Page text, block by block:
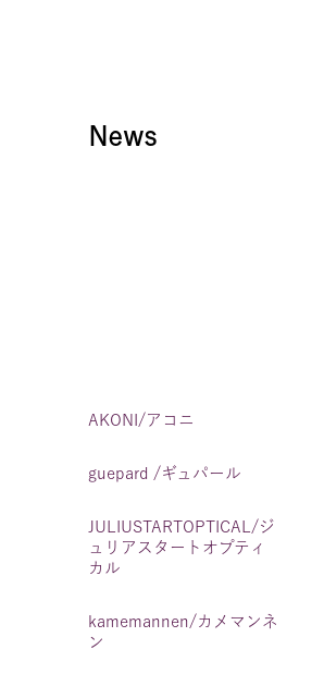
News
AKONI/アコニ
guepard /ギュパール
JULIUSTARTOPTICAL/ジ
ュリアスタートオプティ
カル
kamemannen/カメマンネ
ン